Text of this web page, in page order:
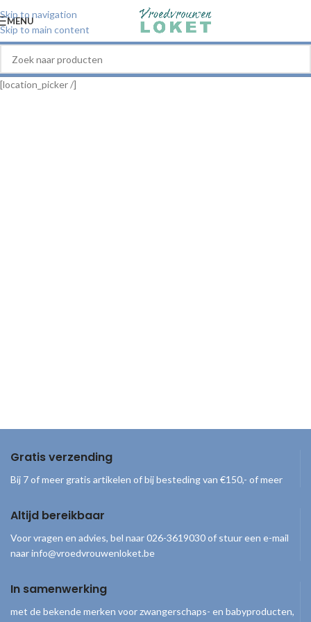
Skip to navigation
Skip to main content
MENU
[location_picker /]
Gratis verzending
Bij 7 of meer gratis artikelen of bij besteding van €150,- of meer
Altijd bereikbaar
Voor vragen en advies, bel naar 026-3619030 of stuur een e-mail
naar info@vroedvrouwenloket.be
In samenwerking
met de bekende merken voor zwangerschaps- en babyproducten,